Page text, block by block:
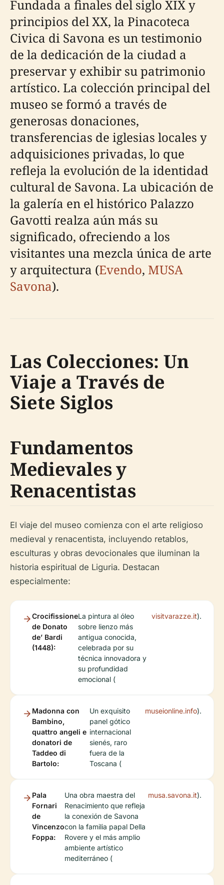
Fundada a finales del siglo XIX y
principios del XX, la Pinacoteca
Civica di Savona es un testimonio
de la dedicación de la ciudad a
preservar y exhibir su patrimonio
artístico. La colección principal del
museo se formó a través de
generosas donaciones,
transferencias de iglesias locales y
adquisiciones privadas, lo que
refleja la evolución de la identidad
cultural de Savona. La ubicación de
la galería en el histórico Palazzo
Gavotti realza aún más su
significado, ofreciendo a los
visitantes una mezcla única de arte
y arquitectura (Evendo, MUSA
Savona).
Las Colecciones: Un
Viaje a Través de
Siete Siglos
Fundamentos
Medievales y
Renacentistas
El viaje del museo comienza con el arte religioso
medieval y renacentista, incluyendo retablos,
esculturas y obras devocionales que iluminan la
historia espiritual de Liguria. Destacan
especialmente:
Crocifissione
de Donato
de’ Bardi
(1448):
La pintura al óleo
sobre lienzo más
antigua conocida,
celebrada por su
técnica innovadora y
su profundidad
emocional (
visitvarazze.it).
Madonna con
Bambino,
quattro angeli e
donatori de
Taddeo di
Bartolo:
Un exquisito
panel gótico
internacional
sienés, raro
fuera de la
Toscana (
museionline.info).
Pala
Fornari
de
Vincenzo
Foppa:
Una obra maestra del
Renacimiento que refleja
la conexión de Savona
con la familia papal Della
Rovere y el más amplio
ambiente artístico
mediterráneo (
musa.savona.it).